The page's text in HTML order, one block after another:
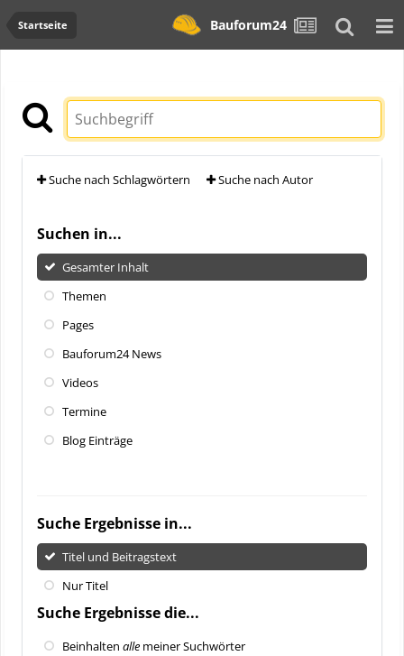
Startseite Bauforum24
Suche nach Schlagwörtern Suche nach Autor
Suchen in...
Gesamter Inhalt
Themen
Pages
Bauforum24 News
Videos
Termine
Blog Einträge
Suche Ergebnisse in...
Titel und Beitragstext
Nur Titel
Suche Ergebnisse die...
Beinhalten alle meiner Suchwörter